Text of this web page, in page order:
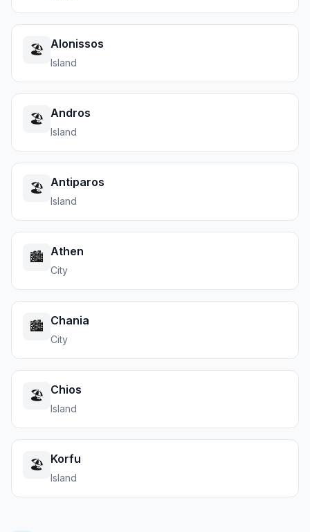
🏖️ Alonissos
Island
🏖️ Andros
Island
🏖️ Antiparos
Island
🏙️ Athen
City
🏙️ Chania
City
🏖️ Chios
Island
🏖️ Korfu
Island